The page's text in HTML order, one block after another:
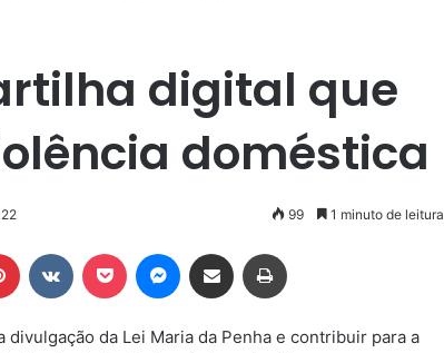
digital que
doméstica
99 1 minuto de leitura
Pinterest Pocket Messenger
Compartilhar via e-mail
da Lei Maria da Penha e contribuir para a